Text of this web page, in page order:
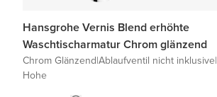
Hansgrohe Vernis Blend erhöhte
Waschtischarmatur Chrom glänzend
Chrom Glänzend|Ablaufventil nicht inklusive|
Hohe